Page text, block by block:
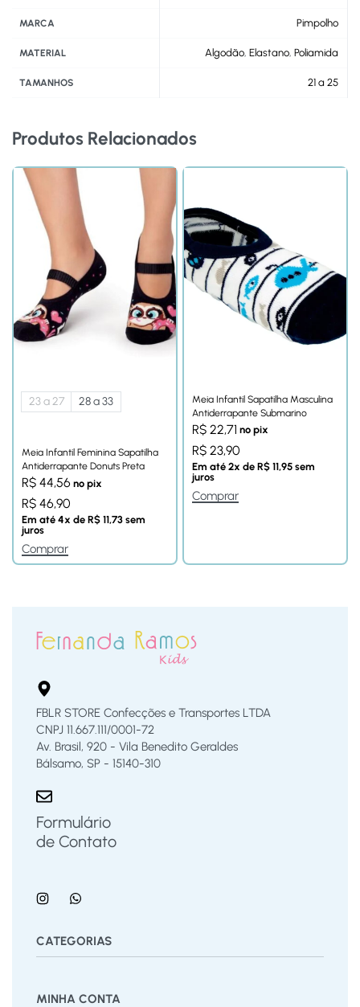
MARCA Pimpolho
MATERIAL Algodão, Elastano, Poliamida
TAMANHOS 21 a 25
Produtos Relacionados
23 a 27 28 a 33
Meia Infantil Feminina Sapatilha
Antiderrapante Donuts Preta
R$ 44,56 no pix
R$ 46,90
Em até 4x de R$ 11,73 sem
juros
Comprar
Meia Infantil Sapatilha Masculina
Antiderrapante Submarino
R$ 22,71 no pix
R$ 23,90
Em até 2x de R$ 11,95 sem
juros
Comprar
FBLR STORE Confecções e Transportes LTDA
CNPJ 11.667.111/0001-72
Av. Brasil, 920 - Vila Benedito Geraldes
Bálsamo, SP - 15140-310
Formulário
de Contato
CATEGORIAS
MINHA CONTA